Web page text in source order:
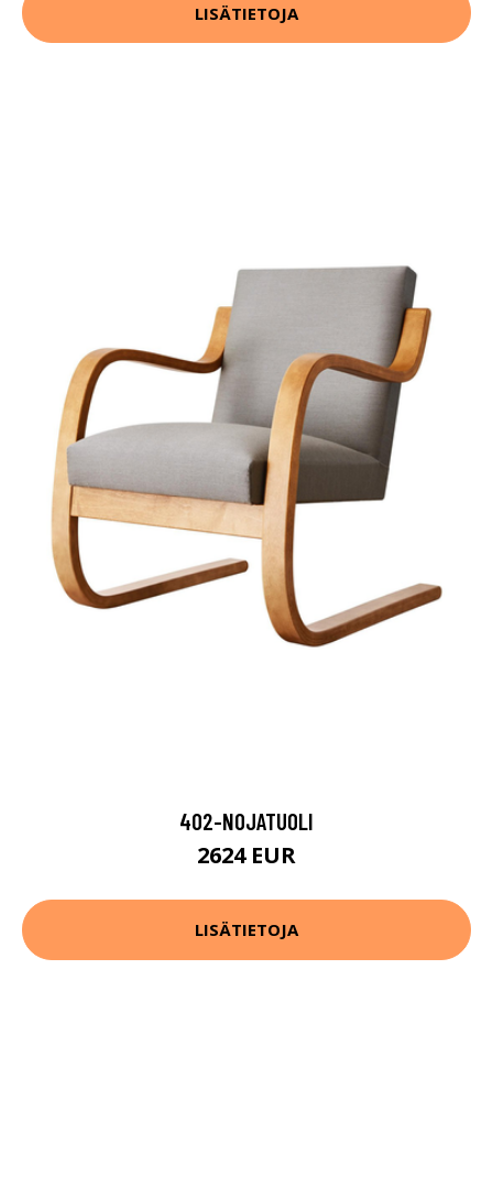
LISÄTIETOJA
402-NOJATUOLI
2624 EUR
LISÄTIETOJA